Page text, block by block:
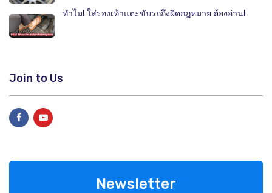
ทำไม! ใส่รองเท้าแตะขับรถถึงผิดกฎหมาย ต้องอ่าน!
Join to Us
Newsletter